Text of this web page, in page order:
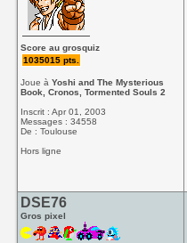
Score au grosquiz
1035015 pts.
Joue àYoshi and The Mysterious
Book, Cronos, Tormented Souls 2
Inscrit : Apr 01, 2003
Messages : 34558
De : Toulouse
Hors ligne
DSE76
Gros pixel